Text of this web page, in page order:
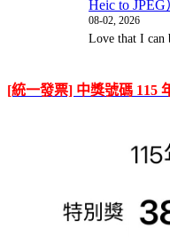
Heic to JPEG
08-02, 2026
Love that I can
[統一發票] 中獎號碼 115